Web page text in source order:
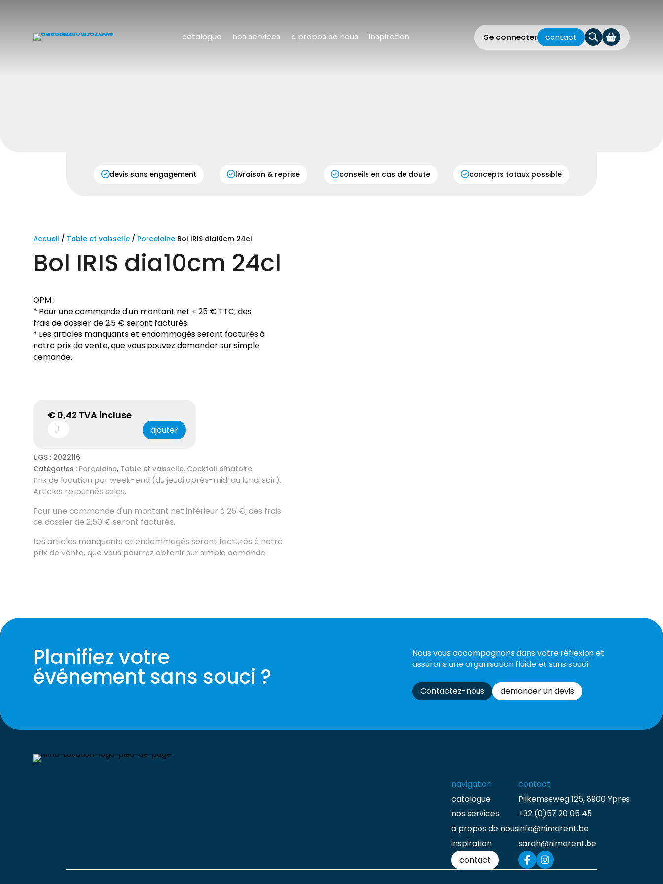
catalogue nos services a propos de nous inspiration Se connecter contact
devis sans engagement livraison & reprise conseils en cas de doute concepts totaux possible
Accueil / Table et vaisselle / Porcelaine Bol IRIS dia10cm 24cl
Bol IRIS dia10cm 24cl
OPM :
* Pour une commande d'un montant net < 25 € TTC, des
frais de dossier de 2,5 € seront facturés.
* Les articles manquants et endommagés seront facturés à
notre prix de vente, que vous pouvez demander sur simple
demande.
€ 0,42 TVA incluse
ajouter
UGS : 2022116
Catégories : Porcelaine, Table et vaisselle, Cocktail dînatoire
Prix ​​de location par week-end (du jeudi après-midi au lundi soir).
Articles retournés sales.
Pour une commande d'un montant net inférieur à 25 €, des frais
de dossier de 2,50 € seront facturés.
Les articles manquants et endommagés seront facturés à notre
prix de vente, que vous pourrez obtenir sur simple demande.
Planifiez votre
événement sans souci ?
Nous vous accompagnons dans votre réflexion et
assurons une organisation fluide et sans souci.
Contactez-nous demander un devis
navigation
catalogue
nos services
a propos de nous
inspiration
contact
contact
Pilkemseweg 125, 8900 Ypres
+32 (0)57 20 05 45
info@nimarent.be
sarah@nimarent.be